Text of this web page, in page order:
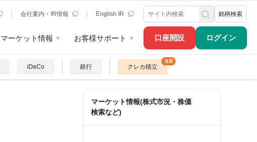
口座開設 ログイン
会社案内・IR情報 English IR 銘柄検索
マーケット情報 お客様サポート
iDeCo 銀行 クレカ積立
マーケット情報(株式市況・株価
検索など)